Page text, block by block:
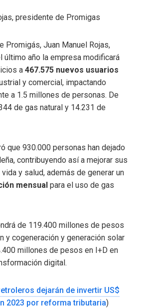
presidente de Promigas
Promigás, Juan Manuel Rojas,
último año la empresa modificará
a 467.575 nuevos usuarios
y comercial, impactando
a 1.5 millones de personas. De
de gas natural y 14.231 de
que 930.000 personas han dejado
contribuyendo así a mejorar sus
y salud, además de generar un
mensual para el uso de gas
de 119.400 millones de pesos
y cogeneración y generación solar
millones de pesos en I+D en
digital.
dejarán de invertir US$
2023 por reforma tributaria)